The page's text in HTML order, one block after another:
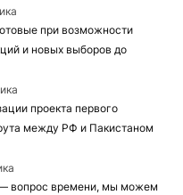
при возможности
и новых выборов до
проекта первого
между РФ и Пакистаном
вопрос времени, мы можем